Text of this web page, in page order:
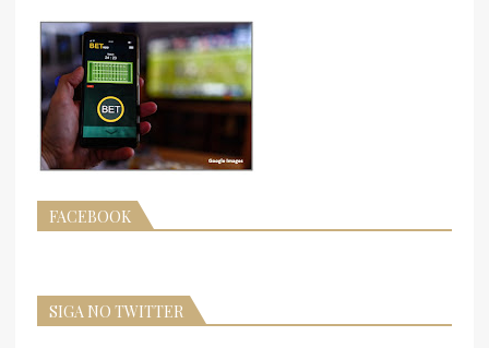
FACEBOOK
SIGA NO TWITTER